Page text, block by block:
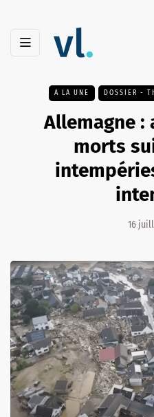
A LA UNE DOSSIER -
Allemagne :
morts
16